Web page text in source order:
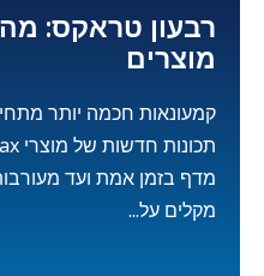
רבעון טראקס:
מוצרים
קמעונאות חכמה יותר
מדף בזמן אמת ועד
מקלים על...